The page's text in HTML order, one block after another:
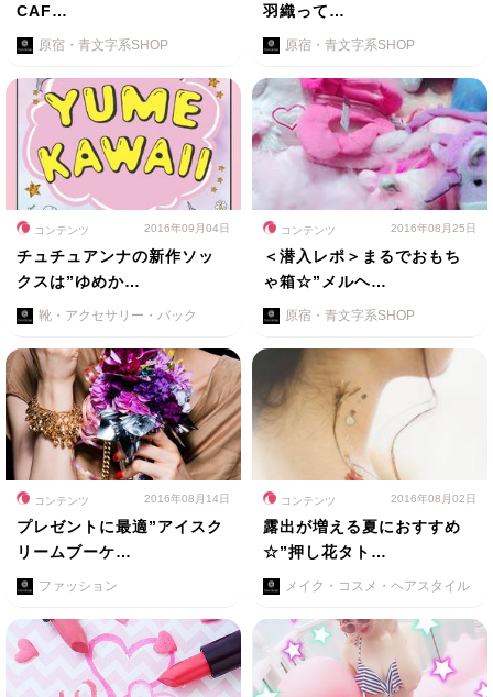
CAF…
原宿・青文字系SHOP
羽織って…
原宿・青文字系SHOP
コンテンツ 2016年09月04日
チュチュアンナの新作ソッ
クスは”ゆめか…
靴・アクセサリー・バック
コンテンツ 2016年08月25日
＜潜入レポ＞まるでおもち
ゃ箱☆”メルヘ…
原宿・青文字系SHOP
コンテンツ 2016年08月14日
プレゼントに最適”アイスク
リームブーケ…
ファッション
コンテンツ 2016年08月02日
露出が増える夏におすすめ
☆”押し花タト…
メイク・コスメ・ヘアスタイル